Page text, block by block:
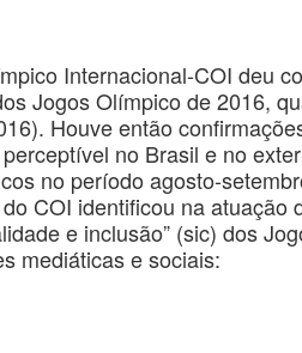
Internacional-COI deu
Jogos Olímpico de 2016,
Houve então
no Brasil e no
no período agosto-
COI identificou na atuação
e inclusão” (sic) dos
mediáticas e sociais: